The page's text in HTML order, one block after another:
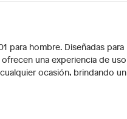
para hombre. Diseñadas para
una experiencia de uso
ocasión, brindando un